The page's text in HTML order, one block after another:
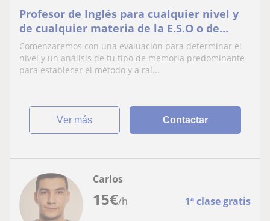
Profesor de Inglés para cualquier nivel y
de cualquier materia de la E.S.O o de
Humanidades
Comenzaremos con una evaluación para determinar el
nivel y un análisis de tu tipo de memoria predominante
para establecer el método y a raí...
ver más Contactar
15€/h 1ª clase gratis
Carlos